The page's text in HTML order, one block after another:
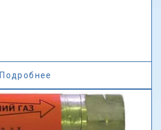
Подробнее